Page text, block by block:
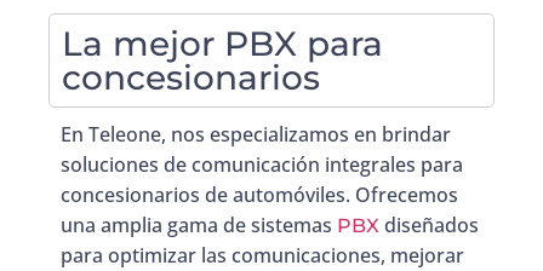
La mejor PBX para
concesionarios
En Teleone, nos especializamos en brindar
soluciones de comunicación integrales para
concesionarios de automóviles. Ofrecemos
una amplia gama de sistemas PBX diseñados
para optimizar las comunicaciones, mejorar